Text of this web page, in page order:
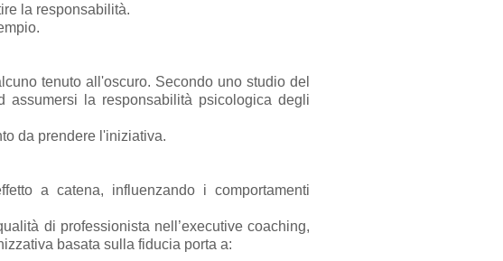
la responsabilità.
tenuto all'oscuro. Secondo uno studio del
la responsabilità psicologica degli
da prendere l'iniziativa.
a catena, influenzando i comportamenti
di professionista nell’executive coaching,
basata sulla fiducia porta a: